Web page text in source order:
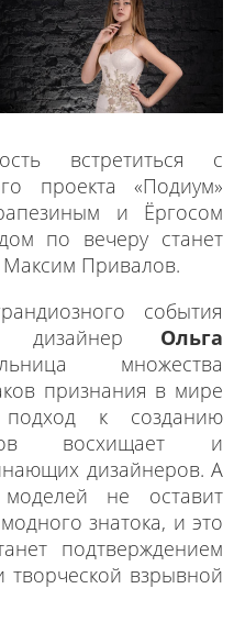
встретиться с
проекта «Подиум»
и Ёргосом
по вечеру станет
Привалов.
события
дизайнер Ольга
множества
признания в мире
к созданию
восхищает и
дизайнеров. А
не оставит
знатока, и это
подтверждением
творческой взрывной